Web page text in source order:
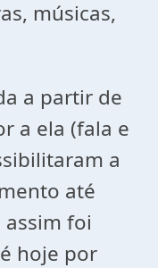
músicas,
a partir de
a ela (fala e
a
até
foi
hoje por